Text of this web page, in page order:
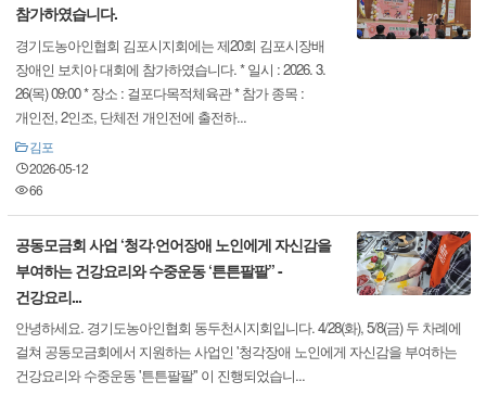
참가하였습니다.
경기도농아인협회 김포시지회에는 제20회 김포시장배
장애인 보치아 대회에 참가하였습니다. * 일시 : 2026. 3.
26(목) 09:00 * 장소 : 걸포다목적체육관 * 참가 종목 :
개인전, 2인조, 단체전 개인전에 출전하...
김포
2026-05-12
66
공동모금회 사업 ‘청각·언어장애 노인에게 자신감을
부여하는 건강요리와 수중운동 ‘튼튼팔팔’’ -
건강요리...
안녕하세요. 경기도농아인협회 동두천시지회입니다. 4/28(화), 5/8(금) 두 차례에
걸쳐 공동모금회에서 지원하는 사업인 '청각장애 노인에게 자신감을 부여하는
건강요리와 수중운동 '튼튼팔팔'' 이 진행되었습니...